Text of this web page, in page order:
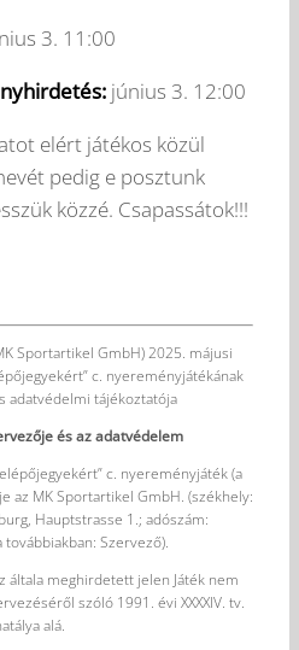
3. 11:00
június 3. 12:00
elért játékos közül
pedig e posztunk
közzé. Csapassátok!!!
Sportartikel GmbH) 2025. májusi
c. nyereményjátékának
adatvédelmi tájékoztatója
és az adatvédelem
c. nyereményjáték (a
az MK Sportartikel GmbH. (székhely:
Hauptstrasse 1.; adószám:
továbbiakban: Szervező).
általa meghirdetett jelen Játék nem
szóló 1991. évi XXXXIV. tv.
alá.